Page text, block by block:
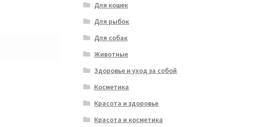
Для кошек
Для рыбок
Для собак
Животные
Здоровье и уход за собой
Косметика
Красота и здоровье
Красота и косметика